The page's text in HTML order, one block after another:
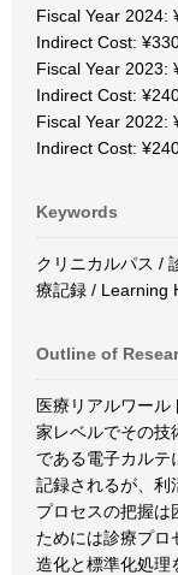
Fiscal Year 2024:
Indirect Cost:
Fiscal Year 2023:
Indirect Cost:
Fiscal Year 2022:
Indirect Cost:
Keywords
クリニカルパス /
療記録 / Learning
Outline of
医療リアルワール
家レベルでその技
である電子カルテ
記録されるが、利
プロセスの把握は
ためには診療プロ
造化と標準化処理